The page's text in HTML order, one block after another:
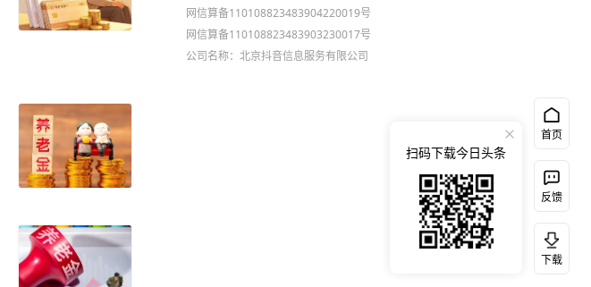
网信算备110108823483904220019号
网信算备110108823483903230017号
公司名称：北京抖音信息服务有限公司
首页
反馈
下载
扫码下载今日头条